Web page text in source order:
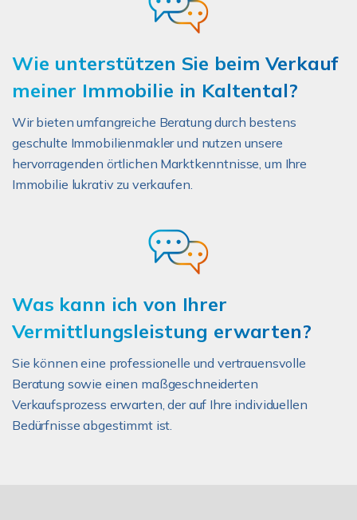
Wie unterstützen Sie beim Verkauf
meiner Immobilie in Kaltental?
Wir bieten umfangreiche Beratung durch bestens
geschulte Immobilienmakler und nutzen unsere
hervorragenden örtlichen Marktkenntnisse, um Ihre
Immobilie lukrativ zu verkaufen.
Was kann ich von Ihrer
Vermittlungsleistung erwarten?
Sie können eine professionelle und vertrauensvolle
Beratung sowie einen maßgeschneiderten
Verkaufsprozess erwarten, der auf Ihre individuellen
Bedürfnisse abgestimmt ist.